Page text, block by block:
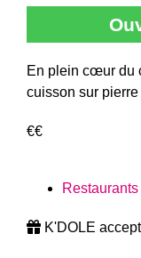
En plein cœur du
cuisson sur pierre
€€
Restaurants
K'DOLE